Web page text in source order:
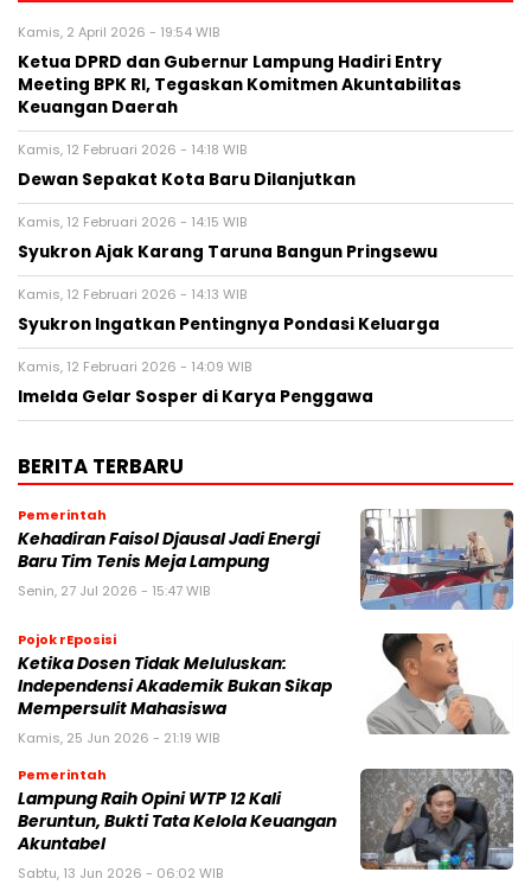
Kamis, 2 April 2026 - 19:54 WIB
Ketua DPRD dan Gubernur Lampung Hadiri Entry
Meeting BPK RI, Tegaskan Komitmen Akuntabilitas
Keuangan Daerah
Kamis, 12 Februari 2026 - 14:18 WIB
Dewan Sepakat Kota Baru Dilanjutkan
Kamis, 12 Februari 2026 - 14:15 WIB
Syukron Ajak Karang Taruna Bangun Pringsewu
Kamis, 12 Februari 2026 - 14:13 WIB
Syukron Ingatkan Pentingnya Pondasi Keluarga
Kamis, 12 Februari 2026 - 14:09 WIB
Imelda Gelar Sosper di Karya Penggawa
BERITA TERBARU
Pemerintah
Kehadiran Faisol Djausal Jadi Energi
Baru Tim Tenis Meja Lampung
Senin, 27 Jul 2026 - 15:47 WIB
Pojok rEposisi
Ketika Dosen Tidak Meluluskan:
Independensi Akademik Bukan Sikap
Mempersulit Mahasiswa
Kamis, 25 Jun 2026 - 21:19 WIB
Pemerintah
Lampung Raih Opini WTP 12 Kali
Beruntun, Bukti Tata Kelola Keuangan
Akuntabel
Sabtu, 13 Jun 2026 - 06:02 WIB